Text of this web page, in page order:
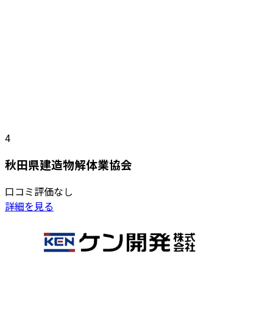
4
秋田県建造物解体業協会
口コミ評価なし
詳細を見る